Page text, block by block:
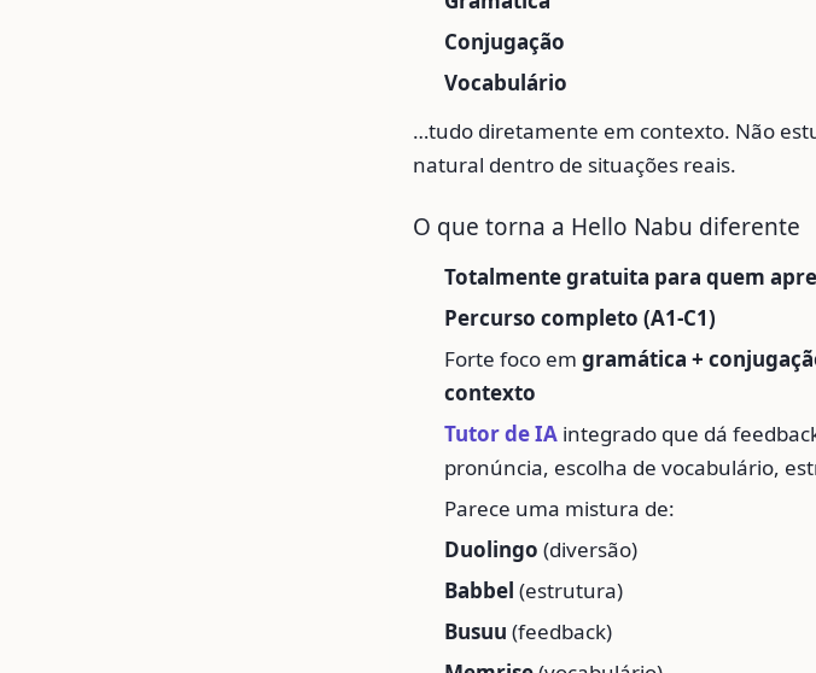
Conjugação
Vocabulário
…tudo diretamente em contexto. Não
natural dentro de situações reais.
O que torna a Hello Nabu diferente
Totalmente gratuita para quem
Percurso completo (A1-C1)
Forte foco em gramática +
contexto
Tutor de IA integrado que dá
pronúncia, escolha de vocabulário,
Parece uma mistura de:
Duolingo (diversão)
Babbel (estrutura)
Busuu (feedback)